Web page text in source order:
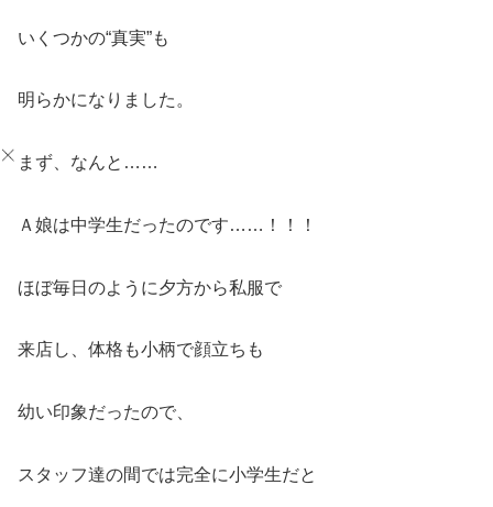
いくつかの“真実”も
明らかになりました。
まず、なんと……
Ａ娘は中学生だったのです……！！！
ほぼ毎日のように夕方から私服で
来店し、体格も小柄で顔立ちも
幼い印象だったので、
スタッフ達の間では完全に小学生だと